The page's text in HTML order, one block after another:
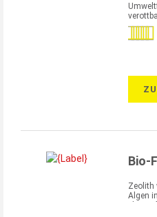
Bio-
Zeolith
Algen